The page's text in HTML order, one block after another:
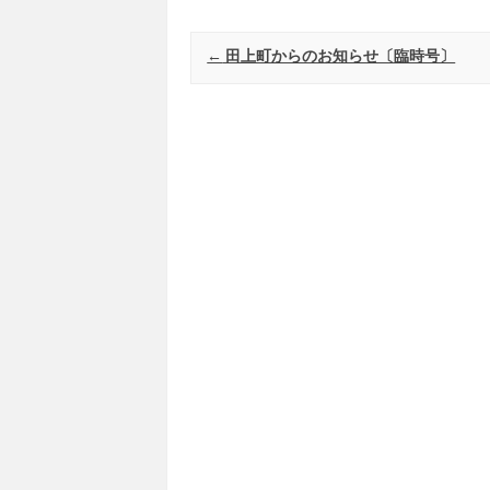
Post navigation
← 田上町からのお知らせ〔臨時号〕